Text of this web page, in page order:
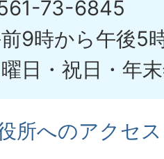
73-6845
9時から午後5
曜日・祝日・年
所へのアクセス